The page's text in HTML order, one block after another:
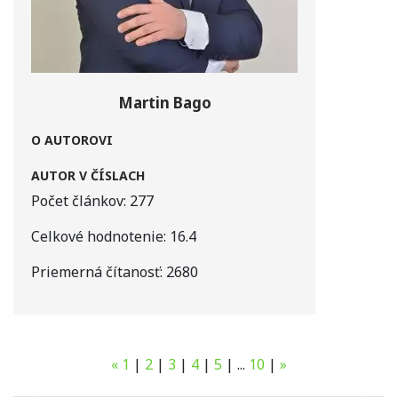
Martin Bago
O AUTOROVI
AUTOR V ČÍSLACH
Počet článkov: 277
Celkové hodnotenie: 16.4
Priemerná čítanosť: 2680
« 1 | 2 | 3 | 4 | 5 | ... 10 | »